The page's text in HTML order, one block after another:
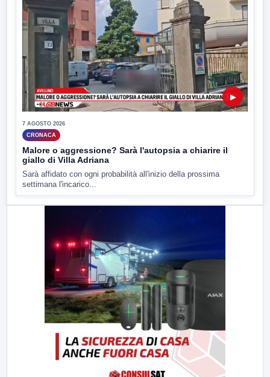
▶
7 AGOSTO 2026
CRONACA
Malore o aggressione? Sarà l'autopsia a chiarire il
giallo di Villa Adriana
Sarà affidato con ogni probabilità all'inizio della prossima
settimana l'incarico...